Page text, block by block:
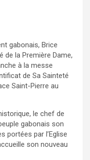
gabonais, Brice
de la Première Dame,
à la messe
de Sa Sainteté
Saint-Pierre au
le chef de
gabonais son
portées par l’Eglise
son nouveau